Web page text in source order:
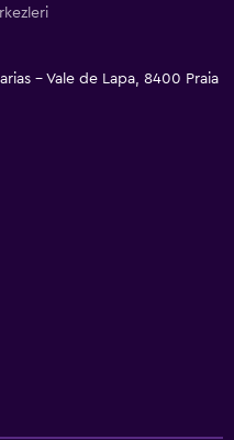
- Vale de Lapa, 8400 Praia